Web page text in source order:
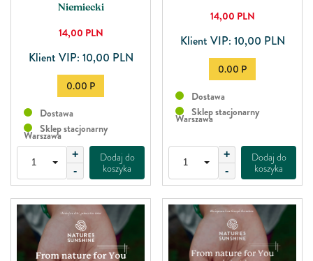
Niemiecki
14,00 PLN
Klient VIP: 10,00 PLN
0.00 P
Dostawa
Sklep stacjonarny
Warszawa
+
-
Dodaj do
koszyka
14,00 PLN
Klient VIP: 10,00 PLN
0.00 P
Dostawa
Sklep stacjonarny
Warszawa
+
-
Dodaj do
koszyka